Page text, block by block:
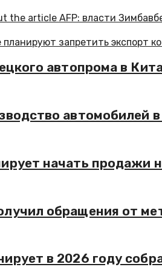
планируют запретить экспорт
автопрома в
автомобилей
начать продажи
обращения от
в 2026 году